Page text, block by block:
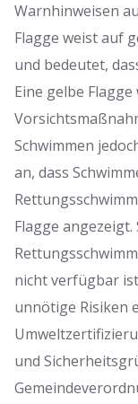
Warnhinweisen
Flagge weist auf
und bedeutet,
Eine gelbe
Schwimmen
an, dass
Flagge angezeigt.
nicht verfügbar
unnötige Risiken
und